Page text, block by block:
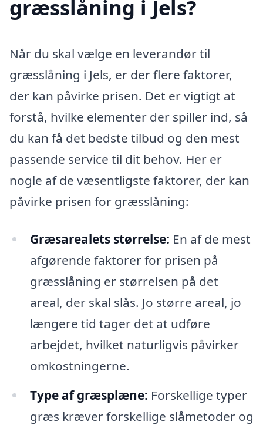
græsslåning i Jels?
Når du skal vælge en leverandør til
græsslåning i Jels, er der flere faktorer,
der kan påvirke prisen. Det er vigtigt at
forstå, hvilke elementer der spiller ind, så
du kan få det bedste tilbud og den mest
passende service til dit behov. Her er
nogle af de væsentligste faktorer, der kan
påvirke prisen for græsslåning:
Græsarealets størrelse: En af de mest
afgørende faktorer for prisen på
græsslåning er størrelsen på det
areal, der skal slås. Jo større areal, jo
længere tid tager det at udføre
arbejdet, hvilket naturligvis påvirker
omkostningerne.
Type af græsplæne: Forskellige typer
græs kræver forskellige slåmetoder og